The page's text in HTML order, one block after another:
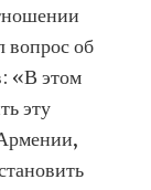
об
«В этом
эту